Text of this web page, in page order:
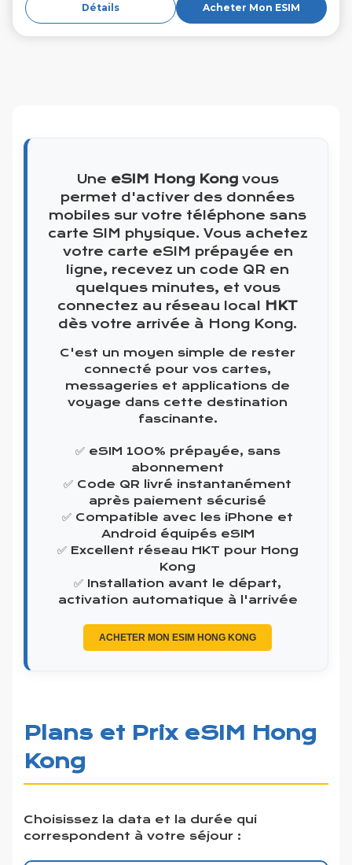
Détails Acheter Mon ESIM
Une eSIM Hong Kongvous
permet d'activer des données
mobiles sur votre téléphone sans
carte SIM physique. Vous achetez
votre carte eSIM prépayée en
ligne, recevez un code QR en
quelques minutes, et vous
connectez au réseau local HKT
dès votre arrivée à Hong Kong.
C'est un moyen simple de rester
connecté pour vos cartes,
messageries et applications de
voyage dans cette destination
fascinante.
✅ eSIM 100% prépayée, sans
abonnement
✅ Code QR livré instantanément
après paiement sécurisé
✅ Compatible avec les iPhone et
Android équipés eSIM
✅ Excellent réseau HKT pour Hong
Kong
✅ Installation avant le départ,
activation automatique à l'arrivée
ACHETER MON ESIM HONG KONG
Plans et Prix eSIM Hong
Kong
Choisissez la data et la durée qui
correspondent à votre séjour :